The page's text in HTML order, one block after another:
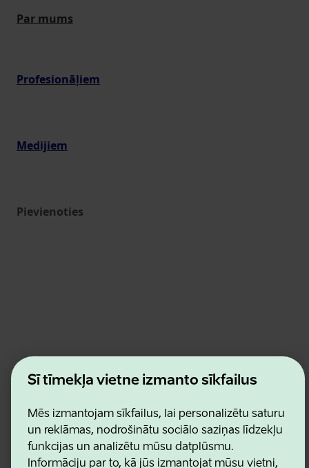
Šī tīmekļa vietne izmanto sīkfailus
Mēs izmantojam sīkfailus, lai personalizētu saturu
un reklāmas, nodrošinātu sociālo saziņas līdzekļu
funkcijas un analizētu mūsu datplūsmu.
Informāciju par to, kā jūs izmantojat mūsu vietni,
Par mums
Profesionāļiem
Medijiem
Pievienoties
Estonian Business and Innovation Agency
Kontakti
Lietošanas noteikumi
Sīkdatņu un konfidencialitātes politika